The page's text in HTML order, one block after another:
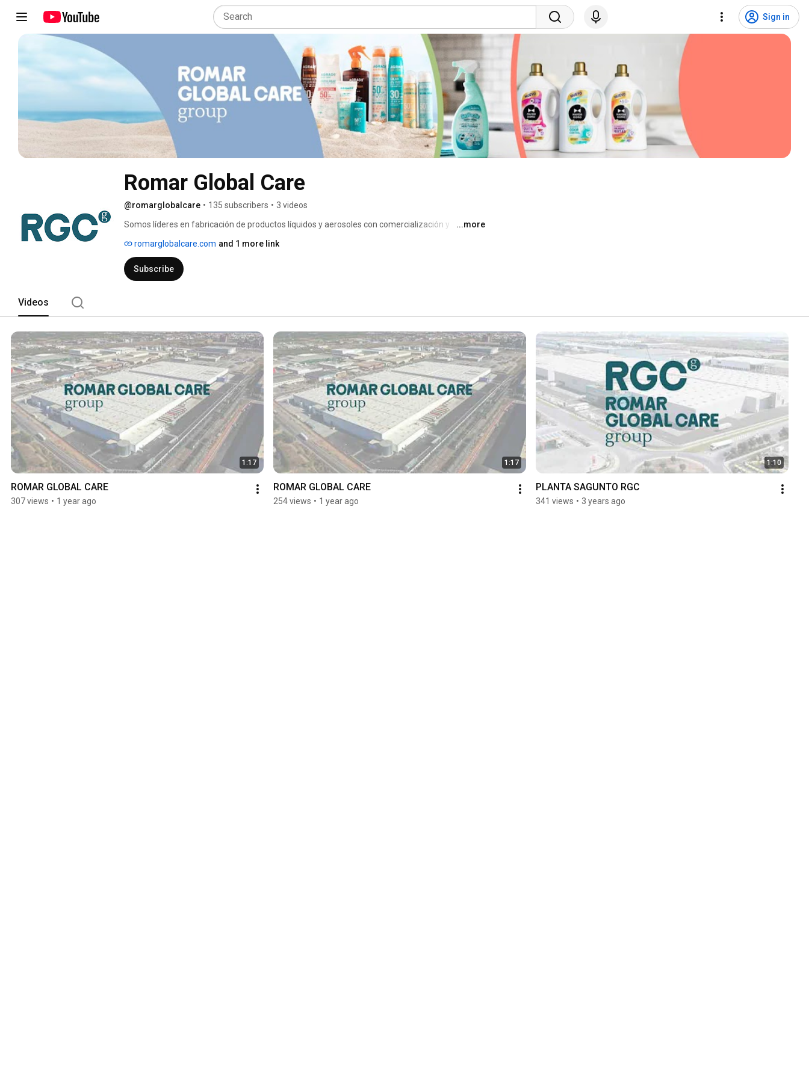
Sign in
Romar Global Care
@romarglobalcare • 135 subscribers • 3 videos
Somos líderes en fabricación de productos líquidos y aerosoles con comercialización y
...more
romarglobalcare.com and 1 more link
Subscribe
Videos
1:17
ROMAR GLOBAL CARE
307 views • 1 year ago
1:17
ROMAR GLOBAL CARE
254 views • 1 year ago
1:10
PLANTA SAGUNTO RGC
341 views • 3 years ago